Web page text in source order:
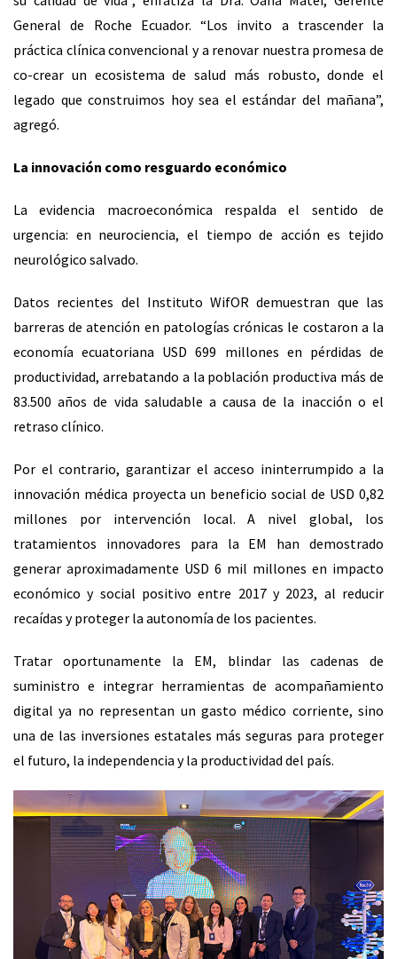
General de Roche Ecuador. “Los invito a trascender la
práctica clínica convencional y a renovar nuestra promesa de
co-crear un ecosistema de salud más robusto, donde el
legado que construimos hoy sea el estándar del mañana”,
agregó.
La innovación como resguardo económico
La evidencia macroeconómica respalda el sentido de
urgencia: en neurociencia, el tiempo de acción es tejido
neurológico salvado.
Datos recientes del Instituto WifOR demuestran que las
barreras de atención en patologías crónicas le costaron a la
economía ecuatoriana USD 699 millones en pérdidas de
productividad, arrebatando a la población productiva más de
83.500 años de vida saludable a causa de la inacción o el
retraso clínico.
Por el contrario, garantizar el acceso ininterrumpido a la
innovación médica proyecta un beneficio social de USD 0,82
millones por intervención local. A nivel global, los
tratamientos innovadores para la EM han demostrado
generar aproximadamente USD 6 mil millones en impacto
económico y social positivo entre 2017 y 2023, al reducir
recaídas y proteger la autonomía de los pacientes.
Tratar oportunamente la EM, blindar las cadenas de
suministro e integrar herramientas de acompañamiento
digital ya no representan un gasto médico corriente, sino
una de las inversiones estatales más seguras para proteger
el futuro, la independencia y la productividad del país.